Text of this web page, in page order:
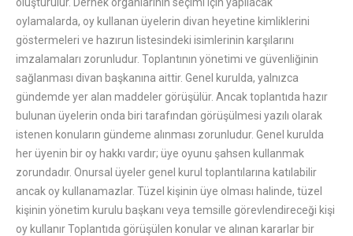
oylamalarda, oy kullanan üyelerin divan heyetine kimliklerini
göstermeleri ve hazırun listesindeki isimlerinin karşılarını
imzalamaları zorunludur. Toplantının yönetimi ve güvenliğinin
sağlanması divan başkanına aittir. Genel kurulda, yalnızca
gündemde yer alan maddeler görüşülür. Ancak toplantıda hazır
bulunan üyelerin onda biri tarafından görüşülmesi yazılı olarak
istenen konuların gündeme alınması zorunludur. Genel kurulda
her üyenin bir oy hakkı vardır; üye oyunu şahsen kullanmak
zorundadır. Onursal üyeler genel kurul toplantılarına katılabilir
ancak oy kullanamazlar. Tüzel kişinin üye olması halinde, tüzel
kişinin yönetim kurulu başkanı veya temsille görevlendireceği kişi
oy kullanır Toplantıda görüşülen konular ve alınan kararlar bir